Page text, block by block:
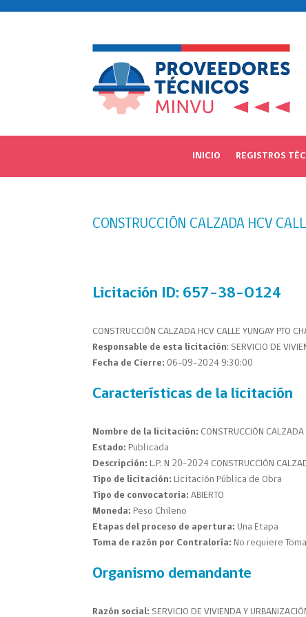
INICIO REGISTROS
CONSTRUCCIÓN CALZADA HCV
Licitación ID: 657-38-O124
CONSTRUCCIÓN CALZADA HCV CALLE YUNGAY PTO
Responsable de esta licitación: SERVICIO DE
Fecha de Cierre: 06-09-2024 9:30:00
Características de la licitación
Nombre de la licitación: CONSTRUCCIÓN CALZADA
Estado: Publicada
Descripción: L.P. N 20-2024 CONSTRUCCIÓN
Tipo de licitación: Licitación Pública de Obra
Tipo de convocatoria: ABIERTO
Moneda: Peso Chileno
Etapas del proceso de apertura: Una Etapa
Toma de razón por Contraloría: No requiere
Organismo demandante
Razón social: SERVICIO DE VIVIENDA Y